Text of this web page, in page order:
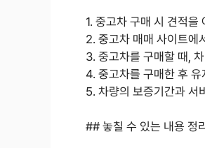
1. 중고차 구매 시 견적을
2. 중고차 매매 사이트에
3. 중고차를 구매할 때,
4. 중고차를 구매한 후
5. 차량의 보증기간과 서
## 놓칠 수 있는 내용 정리